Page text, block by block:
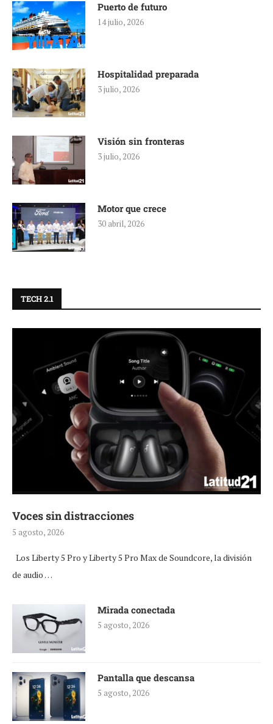
Puerto de futuro
14 julio, 2026
Hospitalidad preparada
3 julio, 2026
Visión sin fronteras
3 julio, 2026
Motor que crece
30 abril, 2026
TECH 2.1
Voces sin distracciones
5 agosto, 2026
Los Liberty 5 Pro y Liberty 5 Pro Max de Soundcore, la división
de audio …
Mirada conectada
5 agosto, 2026
Pantalla que descansa
5 agosto, 2026